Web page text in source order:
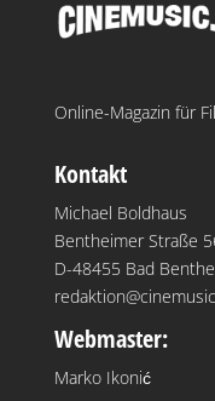
Online-Magazin für
Kontakt
Michael Boldhaus
Bentheimer Straße
D-48455 Bad
Webmaster:
Marko Ikonić